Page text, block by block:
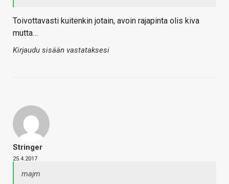
Toivottavasti kuitenkin jotain, avoin rajapinta olis kiva
mutta…
Kirjaudu sisään vastataksesi
Stringer
25.4.2017
majm